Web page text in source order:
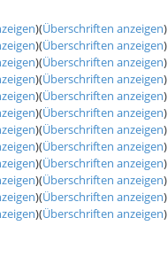
)(Überschriften anzeigen)
)(Überschriften anzeigen)
)(Überschriften anzeigen)
)(Überschriften anzeigen)
)(Überschriften anzeigen)
)(Überschriften anzeigen)
)(Überschriften anzeigen)
)(Überschriften anzeigen)
)(Überschriften anzeigen)
)(Überschriften anzeigen)
)(Überschriften anzeigen)
)(Überschriften anzeigen)